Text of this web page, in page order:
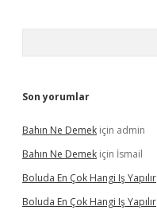
Son yorumlar
Bahın Ne Demek için admin
Bahın Ne Demek için İsmail
Boluda En Çok Hangi Iş Yapılır
Boluda En Çok Hangi Iş Yapılır